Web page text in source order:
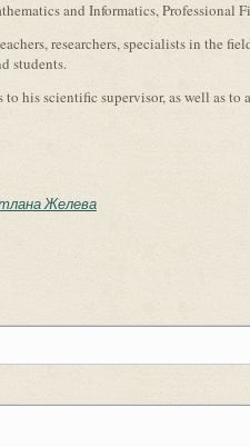
and Informatics, Professional
researchers, specialists in the
students.
to his scientific supervisor, as well as
Желева